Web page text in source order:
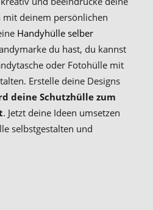
deinem persönlichen
Handyhülle selber
du hast, du kannst
oder Fotohülle mit
Erstelle deine Designs
deine Schutzhülle zum
. Jetzt deine Ideen umsetzen
selbstgestalten und